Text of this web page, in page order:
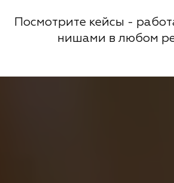
Посмотрите кейсы -
нишами в любом